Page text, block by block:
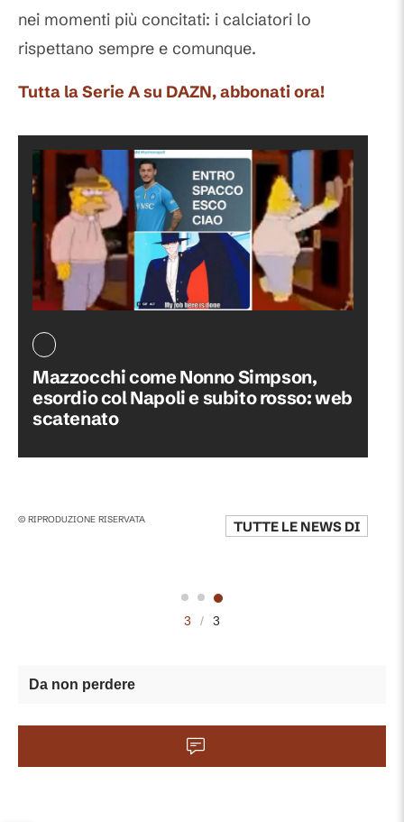
nei momenti più concitati: i calciatori lo
rispettano sempre e comunque.
Tutta la Serie A su DAZN, abbonati ora!
Mazzocchi come Nonno Simpson,
esordio col Napoli e subito rosso: web
scatenato
© RIPRODUZIONE RISERVATA TUTTE LE NEWS DI
3 / 3
Da non perdere